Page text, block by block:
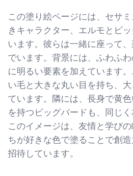
この塗り絵ページには、セサ
きキャラクター、エルモとビ
います。彼らは一緒に座って
でいます。背景には、ふわふ
に明るい要素を加えています
い毛と大きな丸い目を持ち、
ています。隣には、長身で黄
を持つビッグバードも、同じく
このイメージは、友情と学び
ちが好きな色で塗ることで創
招待しています。